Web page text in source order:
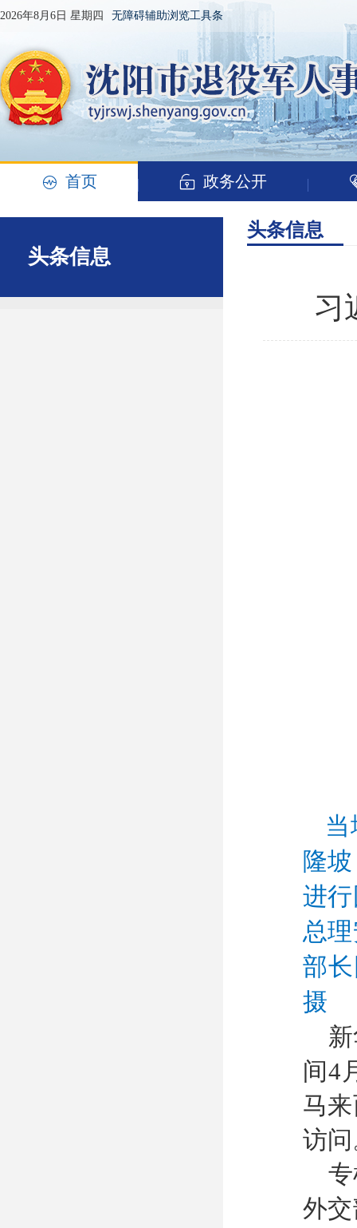
2026年8月6日 星期四 无障碍辅助浏览工具条
首页 政务公开
头条信息
头条信息
习
隆
进
总
部
摄
间4
马
访
外